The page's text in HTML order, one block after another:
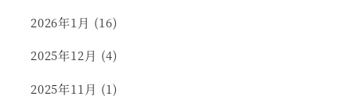
2026年1月 (16)
2025年12月 (4)
2025年11月 (1)